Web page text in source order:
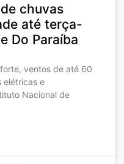
chuvas
até terça-
Do Paraíba
ventos de até 60
elétricas e
Nacional de